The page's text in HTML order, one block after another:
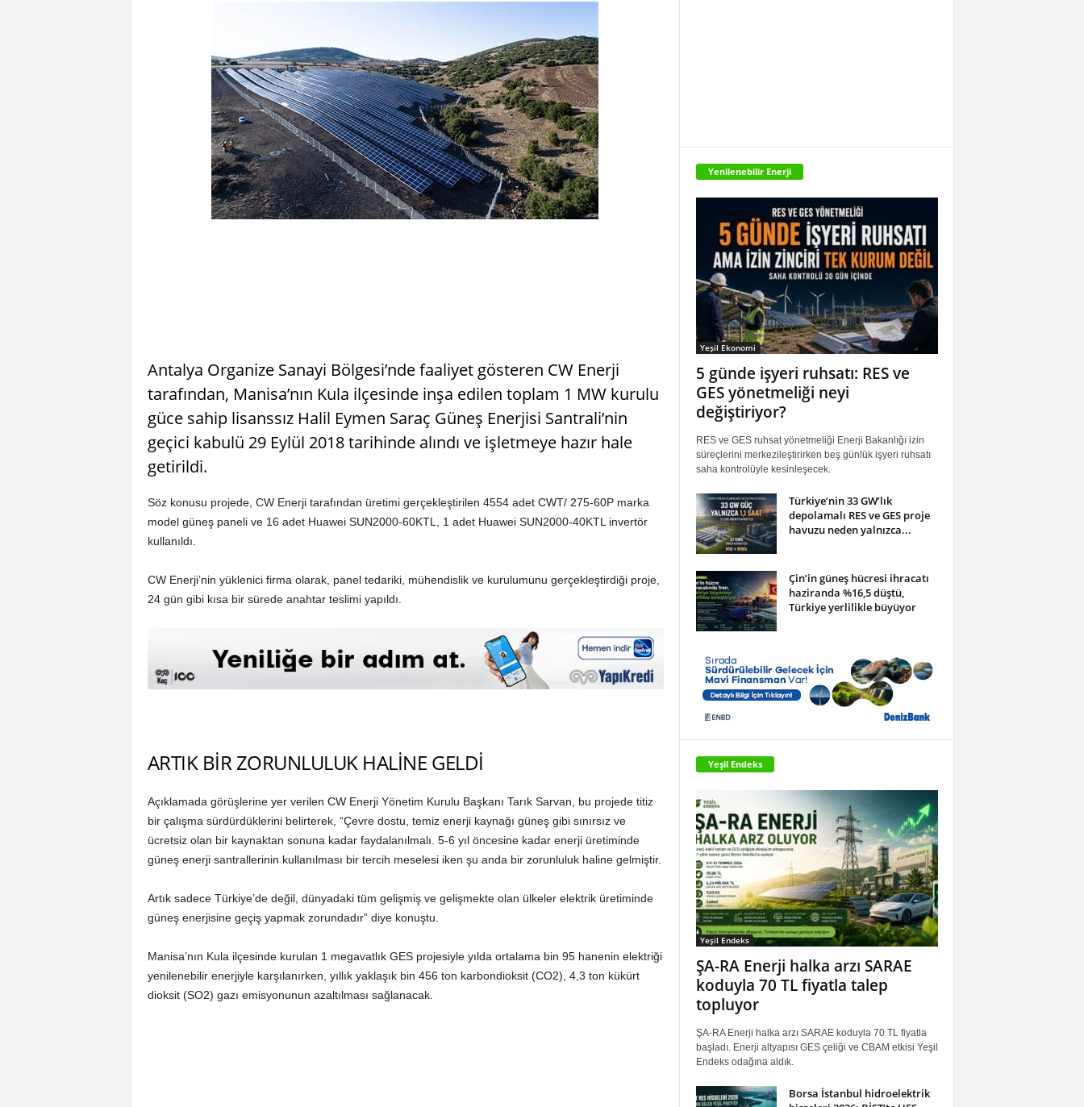
Antalya Organize Sanayi Bölgesi’nde faaliyet gösteren CW Enerji
tarafından, Manisa’nın Kula ilçesinde inşa edilen toplam 1 MW kurulu
güce sahip lisanssız Halil Eymen Saraç Güneş Enerjisi Santrali’nin
geçici kabulü 29 Eylül 2018 tarihinde alındı ve işletmeye hazır hale
getirildi.
Söz konusu projede, CW Enerji tarafından üretimi gerçekleştirilen 4554 adet CWT/ 275-60P marka
model güneş paneli ve 16 adet Huawei SUN2000-60KTL, 1 adet Huawei SUN2000-40KTL invertör
kullanıldı.
CW Enerji’nin yüklenici firma olarak, panel tedariki, mühendislik ve kurulumunu gerçekleştirdiği proje,
24 gün gibi kısa bir sürede anahtar teslimi yapıldı.
ARTIK BİR ZORUNLULUK HALİNE GELDİ
Açıklamada görüşlerine yer verilen CW Enerji Yönetim Kurulu Başkanı Tarık Sarvan, bu projede titiz
bir çalışma sürdürdüklerini belirterek, “Çevre dostu, temiz enerji kaynağı güneş gibi sınırsız ve
ücretsiz olan bir kaynaktan sonuna kadar faydalanılmalı. 5-6 yıl öncesine kadar enerji üretiminde
güneş enerji santrallerinin kullanılması bir tercih meselesi iken şu anda bir zorunluluk haline gelmiştir.
Artık sadece Türkiye’de değil, dünyadaki tüm gelişmiş ve gelişmekte olan ülkeler elektrik üretiminde
güneş enerjisine geçiş yapmak zorundadır” diye konuştu.
Manisa’nın Kula ilçesinde kurulan 1 megavatlık GES projesiyle yılda ortalama bin 95 hanenin elektriği
yenilenebilir enerjiyle karşılanırken, yıllık yaklaşık bin 456 ton karbondioksit (CO2), 4,3 ton kükürt
dioksit (SO2) gazı emisyonunun azaltılması sağlanacak.
Yenilenebilir Enerji
Yeşil Ekonomi
5 günde işyeri ruhsatı: RES ve
GES yönetmeliği neyi
değiştiriyor?
RES ve GES ruhsat yönetmeliği Enerji Bakanlığı izin
süreçlerini merkezileştirirken beş günlük işyeri ruhsatı
saha kontrolüyle kesinleşecek.
Türkiye’nin 33 GW’lık
depolamalı RES ve GES proje
havuzu neden yalnızca...
Çin’in güneş hücresi ihracatı
haziranda %16,5 düştü,
Türkiye yerlilikle büyüyor
Yeşil Endeks
Yeşil Endeks
ŞA-RA Enerji halka arzı SARAE
koduyla 70 TL fiyatla talep
topluyor
ŞA-RA Enerji halka arzı SARAE koduyla 70 TL fiyatla
başladı. Enerji altyapısı GES çeliği ve CBAM etkisi Yeşil
Endeks odağına aldık.
Borsa İstanbul hidroelektrik